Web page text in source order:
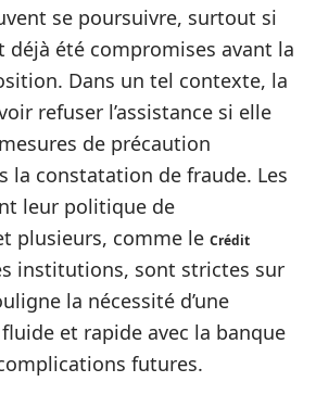
se poursuivre, surtout si
déjà été compromises avant la
Dans un tel contexte, la
refuser l’assistance si elle
de précaution
la constatation de fraude. Les
leur politique de
plusieurs, comme le Crédit
institutions, sont strictes sur
la nécessité d’une
et rapide avec la banque
futures.